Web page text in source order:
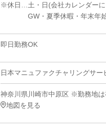
※休日…土・日(会社カレンダーに
GW・夏季休暇・年末年始
即日勤務OK
日本マニュファクチャリングサ
神奈川県川崎市中原区 ※勤務地
地図を見る